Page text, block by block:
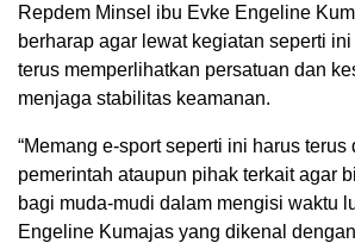
Repdem Minsel ibu Evke Engeline
berharap agar lewat kegiatan seperti
terus memperlihatkan persatuan dan
menjaga stabilitas keamanan.
“Memang e-sport seperti ini harus
pemerintah ataupun pihak terkait agar
bagi muda-mudi dalam mengisi waktu
Engeline Kumajas yang dikenal